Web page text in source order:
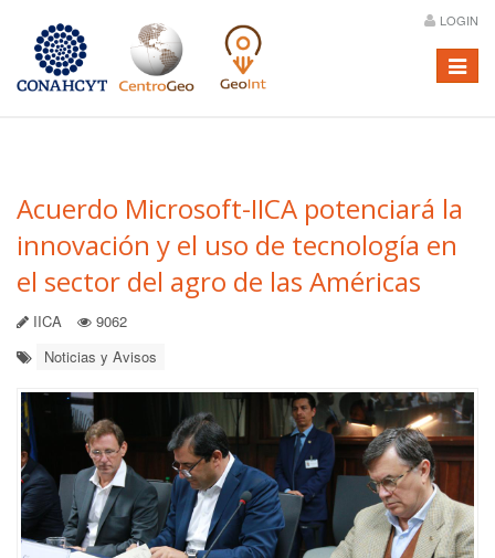
LOGIN
Menú
Acuerdo Microsoft-IICA potenciará la
innovación y el uso de tecnología en
el sector del agro de las Américas
IICA
9062
Noticias y Avisos